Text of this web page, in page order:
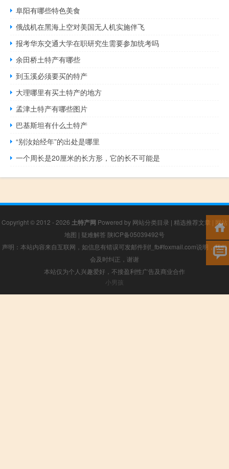
阜阳有哪些特色美食
俄战机在黑海上空对美国无人机实施伴飞
报考华东交通大学在职研究生需要参加统考吗
余田桥土特产有哪些
到玉溪必须要买的特产
大理哪里有买土特产的地方
孟津土特产有哪些图片
巴基斯坦有什么土特产
“别汝始经年”的出处是哪里
一个周长是20厘米的长方形，它的长不可能是
Copyright © 2012 - 2026 土特产网 Powered by 网站分类目录 | 精选推荐文章 | 网站
地图 | 疑难解答 陕ICP备05039492号
声明：本站内容来自互联网，如信息有错误可发邮件到f_fb#foxmail.com说明，我们
会及时纠正，谢谢
本站仅为个人兴趣爱好，不接盈利性广告及商业合作
小男孩